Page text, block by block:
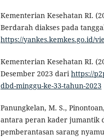
Kementerian Kesehatan RI.
Berdarah diakses pada
https://yankes.kemkes.go.id/
Kementerian Kesehatan RI.
Desember 2023 darihttps://
dbd-minggu-ke-33-tahun-2023
Panungkelan, M. S.,
antara peran kader jumantik
pemberantasan sarang